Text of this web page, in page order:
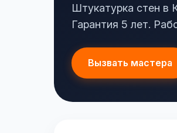
Штукатурка стен в
Гарантия 5 лет.
Вызвать мастера